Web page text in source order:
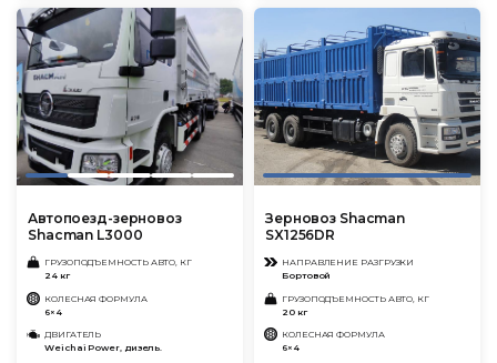
Автопоезд-зерновоз
Shacman L3000
ГРУЗОПОДЪЕМНОСТЬ АВТО, КГ
24 кг
КОЛЕСНАЯ ФОРМУЛА
6×4
ДВИГАТЕЛЬ
Weichai Power, дизель.
Зерновоз Shacman
SX1256DR
НАПРАВЛЕНИЕ РАЗГРУЗКИ
Бортовой
ГРУЗОПОДЪЕМНОСТЬ АВТО, КГ
20 кг
КОЛЕСНАЯ ФОРМУЛА
6×4